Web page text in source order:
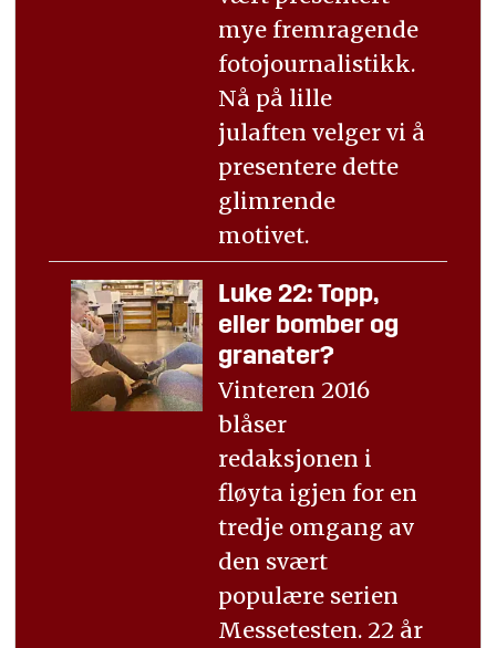
mye fremragende
fotojournalistikk.
Nå på lille
julaften velger vi å
presentere dette
glimrende
motivet.
Luke 22: Topp,
eller bomber og
granater?
Vinteren 2016
blåser
redaksjonen i
fløyta igjen for en
tredje omgang av
den svært
populære serien
Messetesten. 22 år